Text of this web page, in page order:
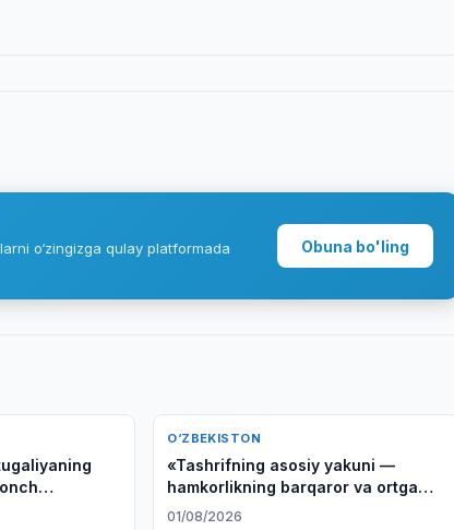
o‘zingizga qulay platformada
Obuna bo'ling
O‘ZBEKISTON
«Tashrifning asosiy yakuni —
hamkorlikning barqaror va ortga
qaytmas modelini shakllantirish»
01/08/2026